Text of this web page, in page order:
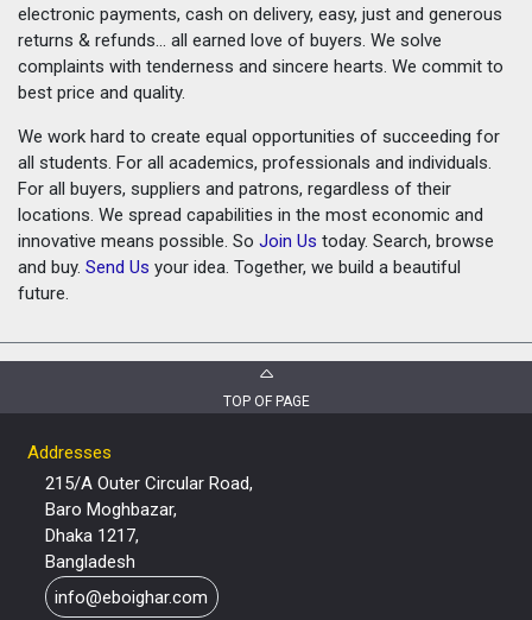
electronic payments, cash on delivery, easy, just and generous
returns & refunds... all earned love of buyers. We solve
complaints with tenderness and sincere hearts. We commit to
best price and quality.
We work hard to create equal opportunities of succeeding for
all students. For all academics, professionals and individuals.
For all buyers, suppliers and patrons, regardless of their
locations. We spread capabilities in the most economic and
innovative means possible. So Join Us today. Search, browse
and buy. Send Us your idea. Together, we build a beautiful
future.
TOP OF PAGE
Addresses
215/A Outer Circular Road,
Baro Moghbazar,
Dhaka 1217,
Bangladesh
info@eboighar.com